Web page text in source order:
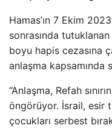
Hamas’ın 7 Ekim
sonrasında
boyu hapis cezasına
anlaşma kapsamında
“Anlaşma, Refah
öngörüyor. İsrail, esir
çocukları serbest